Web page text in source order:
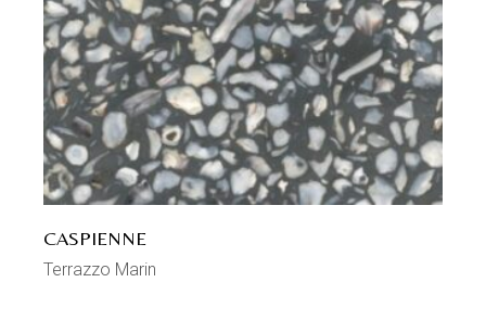
CASPIENNE
Terrazzo Marin